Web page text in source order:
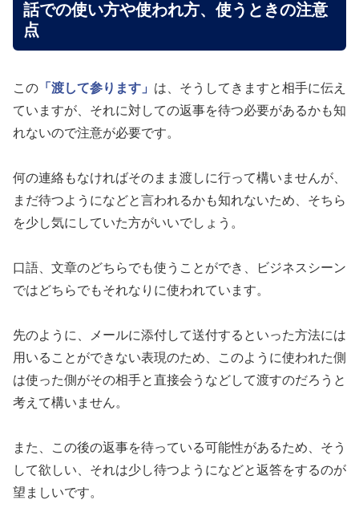
話での使い方や使われ方、使うときの注意
点
この 「渡して参ります」 は、そうしてきますと相手に伝え
ていますが、それに対しての返事を待つ必要があるかも知
れないので注意が必要です。
何の連絡もなければそのまま渡しに行って構いませんが、
まだ待つようになどと言われるかも知れないため、そちら
を少し気にしていた方がいいでしょう。
口語、文章のどちらでも使うことができ、ビジネスシーン
ではどちらでもそれなりに使われています。
先のように、メールに添付して送付するといった方法には
用いることができない表現のため、このように使われた側
は使った側がその相手と直接会うなどして渡すのだろうと
考えて構いません。
また、この後の返事を待っている可能性があるため、そう
して欲しい、それは少し待つようになどと返答をするのが
望ましいです。